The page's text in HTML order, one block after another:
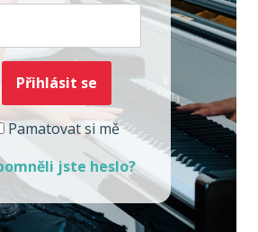
Pamatovat si mě
jste heslo?